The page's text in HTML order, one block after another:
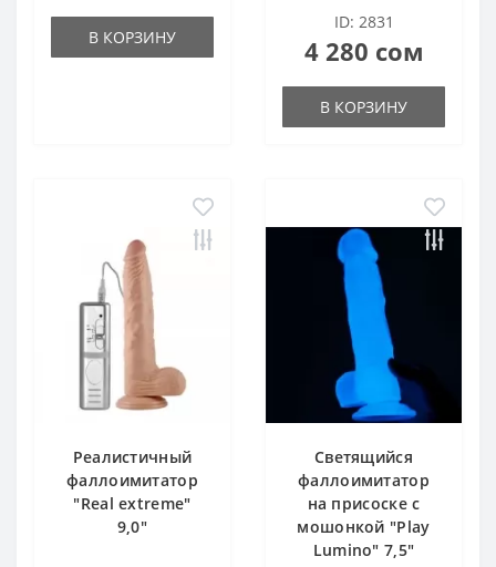
В КОРЗИНУ
ID: 2831
4 280 сом
В КОРЗИНУ
Реалистичный
фаллоимитатор
"Real extreme"
9,0"
Светящийся
фаллоимитатор
на присоске с
мошонкой "Play
Lumino" 7,5"